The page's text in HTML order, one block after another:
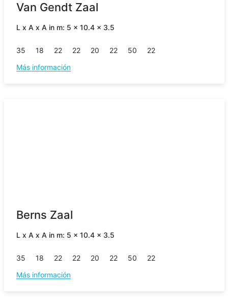
Van Gendt Zaal
L x A x A in m: 5 x 10.4 x 3.5
35 18 22 22 20 22 50
22
Más información
Berns Zaal
L x A x A in m: 5 x 10.4 x 3.5
35 18 22 22 20 22 50
22
Más información